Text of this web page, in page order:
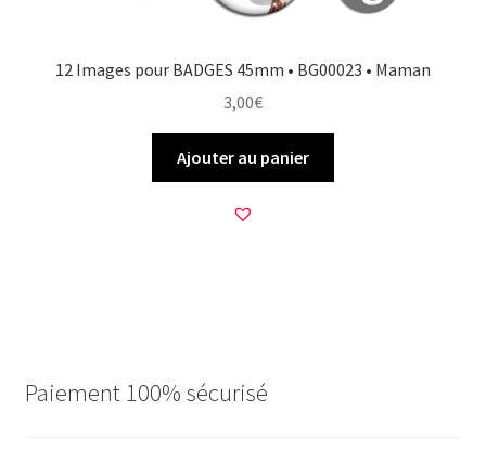
12 Images pour BADGES 45mm • BG00023 • Maman
3,00€
Ajouter au panier
Paiement 100% sécurisé